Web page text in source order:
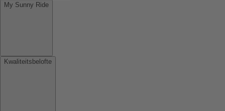
My Sunny Ride
Kwaliteitsbelofte